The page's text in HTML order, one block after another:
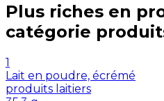
Plus riches en
catégorie
1
Lait en poudre, écrémé
produits laitiers